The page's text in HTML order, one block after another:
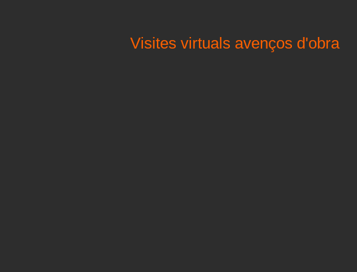
Visites virtuals avenços d'obra